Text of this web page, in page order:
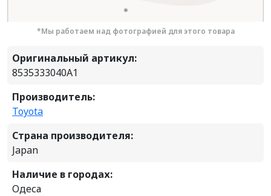
*Мы работаем над фотографией для этого товара
Оригинальный артикул:
8535333040A1
Производитель:
Toyota
Страна производителя:
Japan
Наличие в городах:
Одеса